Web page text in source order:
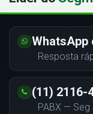
WhatsApp
Resposta
(11) 2116-
PABX — Seg